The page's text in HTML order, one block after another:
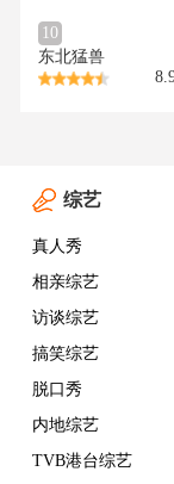
10
东北猛兽
综艺
真人秀
相亲综艺
访谈综艺
搞笑综艺
脱口秀
内地综艺
TVB港台综艺